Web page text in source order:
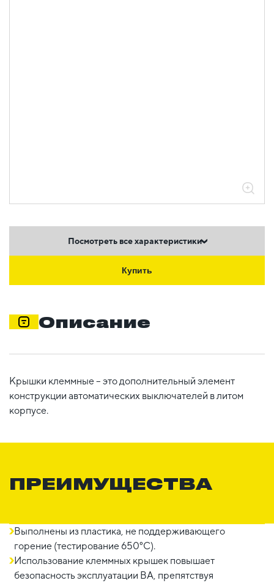
Посмотреть все характеристики
Купить
Описание
Крышки клеммные – это дополнительный элемент
конструкции автоматических выключателей в литом
корпусе.
ПРЕИМУЩЕСТВА
Выполнены из пластика, не поддерживающего
горение (тестирование 650°C).
Использование клеммных крышек повышает
безопасность эксплуатации ВА, препятствуя